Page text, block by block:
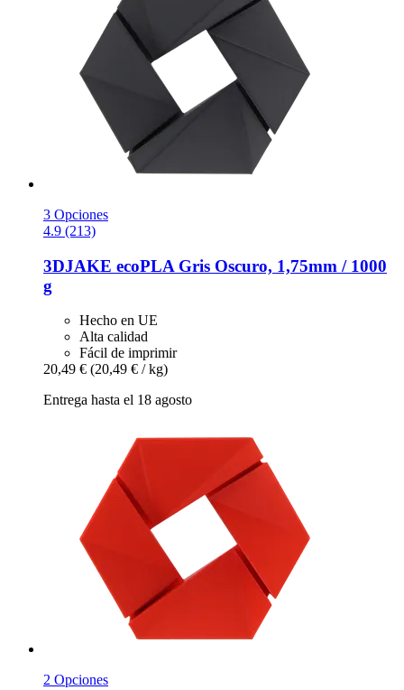
3 Opciones
4.9 (213)
3DJAKE ecoPLA Gris Oscuro, 1,75mm / 1000
g
Hecho en UE
Alta calidad
Fácil de imprimir
20,49 € (20,49 € / kg)
Entrega hasta el 18 agosto
2 Opciones